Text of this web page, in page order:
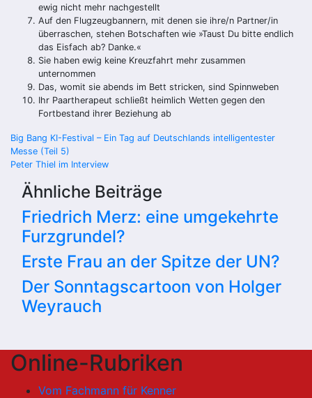
ewig nicht mehr nachgestellt
Auf den Flugzeugbannern, mit denen sie ihre/n Partner/in
überraschen, stehen Botschaften wie »Taust Du bitte endlich
das Eisfach ab? Danke.«
Sie haben ewig keine Kreuzfahrt mehr zusammen
unternommen
Das, womit sie abends im Bett stricken, sind Spinnweben
Ihr Paartherapeut schließt heimlich Wetten gegen den
Fortbestand ihrer Beziehung ab
Beitragsnavigation
Big Bang KI-Festival – Ein Tag auf Deutschlands intelligentester
Messe (Teil 5)
Peter Thiel im Interview
Ähnliche Beiträge
Friedrich Merz: eine umgekehrte
Furzgrundel?
Erste Frau an der Spitze der UN?
Der Sonntagscartoon von Holger
Weyrauch
Online-Rubriken
Vom Fachmann für Kenner